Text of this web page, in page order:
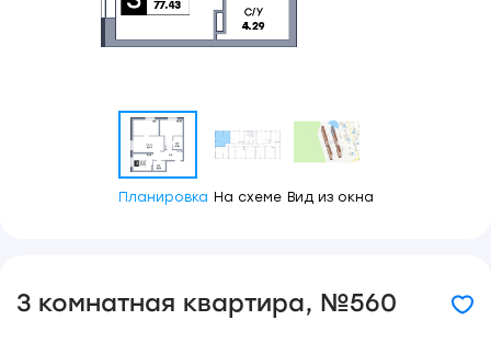
Планировка На схеме Вид из окна
3 комнатная квартира, №560